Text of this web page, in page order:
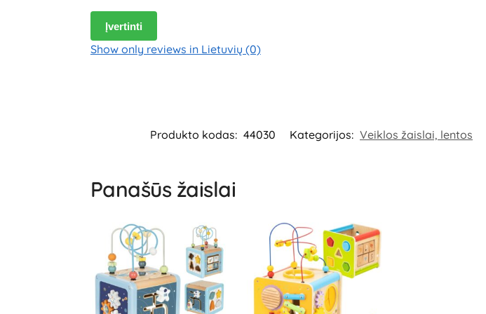
Įvertinti
Show only reviews in Lietuvių (0)
Produkto kodas: 44030 Kategorijos: Veiklos žaislai, lentos
Panašūs žaislai